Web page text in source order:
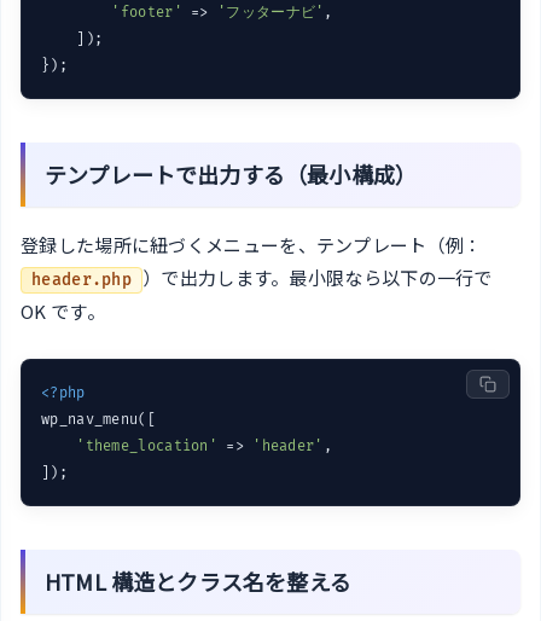
'footer'
=> 'フッターナビ' ,
    ]);
テンプレートで出力する（最小構成）
登録した場所に紐づくメニューを、テンプレート（例：
header.php
）で出力します。最小限なら以下の一行で
OK です。
<?php
wp_nav_menu([
'theme_location'
=> 'header' ,
HTML 構造とクラス名を整える